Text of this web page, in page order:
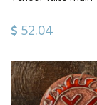
52.04